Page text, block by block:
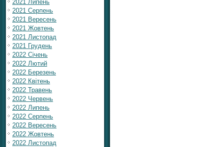
2021 Липень
2021 Серпень
2021 Вересень
2021 Жовтень
2021 Листопад
2021 Грудень
2022 Січень
2022 Лютий
2022 Березень
2022 Квітень
2022 Травень
2022 Червень
2022 Липень
2022 Серпень
2022 Вересень
2022 Жовтень
2022 Листопад